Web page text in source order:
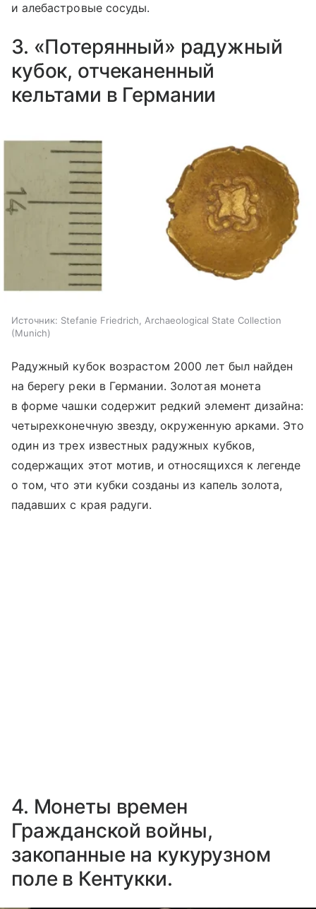
и алебастровые сосуды.
3. «Потерянный» радужный
кубок, отчеканенный
кельтами в Германии
Источник: Stefanie Friedrich, Archaeological State Collection
(Munich)
Радужный кубок возрастом 2000 лет был найден
на берегу реки в Германии. Золотая монета
в форме чашки содержит редкий элемент дизайна:
четырехконечную звезду, окруженную арками. Это
один из трех известных радужных кубков,
содержащих этот мотив, и относящихся к легенде
о том, что эти кубки созданы из капель золота,
падавших с края радуги.
4. Монеты времен
Гражданской войны,
закопанные на кукурузном
поле в Кентукки.